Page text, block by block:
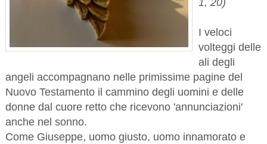
1, 20)
I veloci
volteggi delle
ali degli
angeli accompagnano nelle primissime pagine del
Nuovo Testamento il cammino degli uomini e delle
donne dal cuore retto che ricevono 'annunciazioni'
anche nel sonno.
Come Giuseppe, uomo giusto, uomo innamorato e